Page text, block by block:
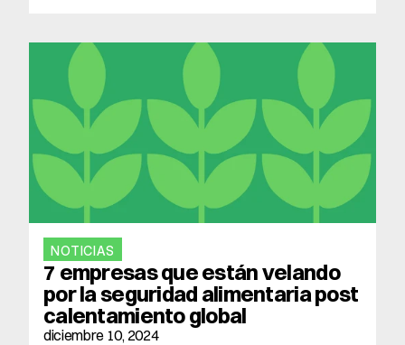
NOTICIAS
7 empresas que están velando
por la seguridad alimentaria post
calentamiento global
diciembre 10, 2024